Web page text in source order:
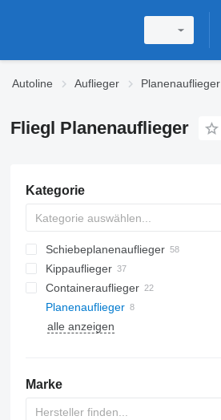
Autoline Auflieger Planenauflieger
Fliegl Planenauflieger
Kategorie
Schiebeplanenauflieger
Kippauflieger
Containerauflieger
Planenauflieger
alle anzeigen
Marke